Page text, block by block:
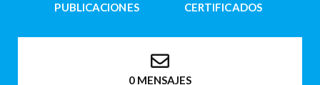
PUBLICACIONES CERTIFICADOS
0 MENSAJES